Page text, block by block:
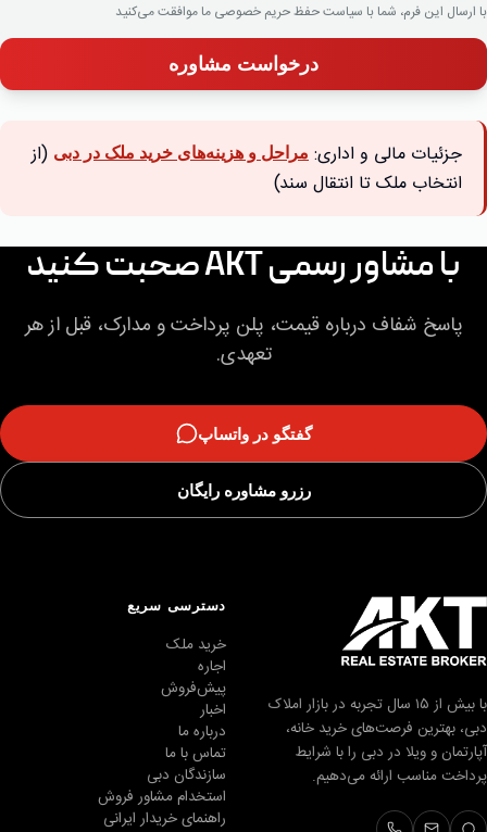
با ارسال این فرم، شما با سیاست حفظ حریم خصوصی ما موافقت می‌کنید
درخواست مشاوره
جزئیات مالی و اداری: مراحل و هزینه‌های خرید ملک در دبی (از
انتخاب ملک تا انتقال سند)
با مشاور رسمی AKT صحبت کنید
پاسخ شفاف درباره قیمت، پلن پرداخت و مدارک، قبل از هر
تعهدی.
گفتگو در واتساپ
رزرو مشاوره رایگان
با بیش از ۱۵ سال تجربه در بازار املاک
دبی، بهترین فرصت‌های خرید خانه،
آپارتمان و ویلا در دبی را با شرایط
پرداخت مناسب ارائه می‌دهیم.
دسترسی سریع
خرید ملک
اجاره
پیش‌فروش
اخبار
درباره ما
تماس با ما
سازندگان دبی
استخدام مشاور فروش
راهنمای خریدار ایرانی